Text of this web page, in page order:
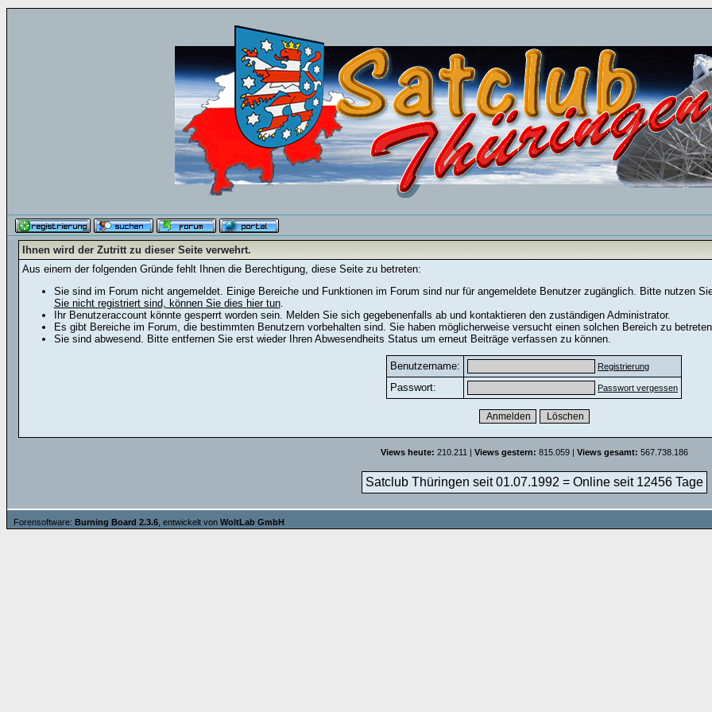
Ihnen wird der Zutritt zu dieser Seite verwehrt.
Aus einem der folgenden Gründe fehlt Ihnen die Berechtigung, diese Seite zu betreten:
Sie sind im Forum nicht angemeldet. Einige Bereiche und Funktionen im Forum sind nur für angemeldete Benutzer zugänglich. Bitte nutzen
Sie nicht registriert sind, können Sie dies hier tun.
Ihr Benutzeraccount könnte gesperrt worden sein. Melden Sie sich gegebenenfalls ab und kontaktieren den zuständigen Administrator.
Es gibt Bereiche im Forum, die bestimmten Benutzern vorbehalten sind. Sie haben möglicherweise versucht einen solchen Bereich zu
Sie sind abwesend. Bitte entfernen Sie erst wieder Ihren Abwesendheits Status um erneut Beiträge verfassen zu können.
Benutzername: Registrierung
Passwort: Passwort vergessen
Views heute: 210.211 | Views gestern: 815.059 | Views gesamt: 567.738.186
Satclub Thüringen seit 01.07.1992 = Online seit 12456 Tage
Forensoftware: Burning Board 2.3.6 , entwickelt von WoltLab GmbH